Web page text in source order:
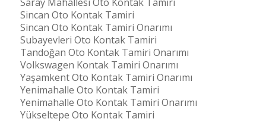
Sincan Oto Kontak Tamiri
Sincan Oto Kontak Tamiri Onarımı
Subayevleri Oto Kontak Tamiri
Tandoğan Oto Kontak Tamiri Onarımı
Volkswagen Kontak Tamiri Onarımı
Yaşamkent Oto Kontak Tamiri Onarımı
Yenimahalle Oto Kontak Tamiri
Yenimahalle Oto Kontak Tamiri Onarımı
Yükseltepe Oto Kontak Tamiri